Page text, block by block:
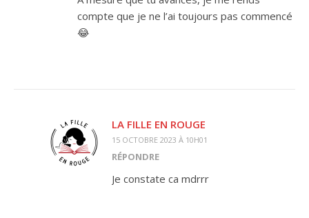
compte que je ne l’ai toujours pas commencé
😂
LA FILLE EN ROUGE
15 OCTOBRE 2023 À 10H01
RÉPONDRE
Je constate ca mdrrr